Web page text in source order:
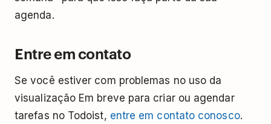
agenda.
Entre em contato
Se você estiver com problemas no uso da
visualização Em breve para criar ou agendar
tarefas no Todoist, entre em contato conosco.